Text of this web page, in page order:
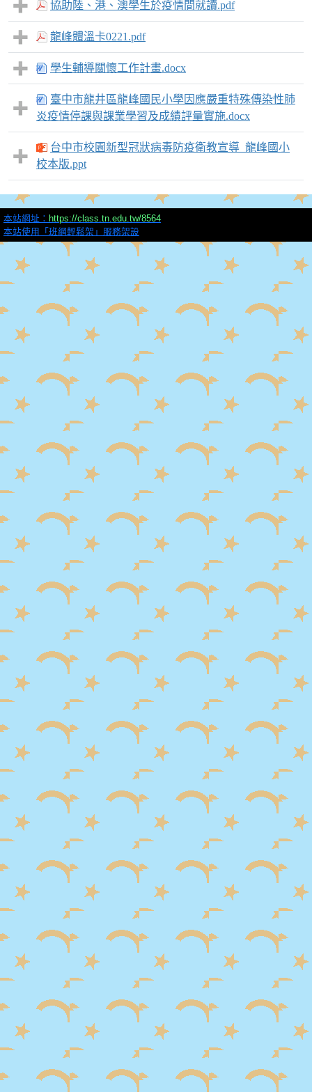
協助陸、港、澳學生於疫情間就讀.pdf
龍峰體溫卡0221.pdf
學生輔導關懷工作計畫.docx
臺中市龍井區龍峰國民小學因應嚴重特殊傳染性肺
炎疫情停課與課業學習及成績評量實施.docx
台中市校園新型冠狀病毒防疫衛教宣導_龍峰國小
校本版.ppt
本站網址： https://class.tn.edu.tw/8564
本站使用「班網輕鬆架」服務架設